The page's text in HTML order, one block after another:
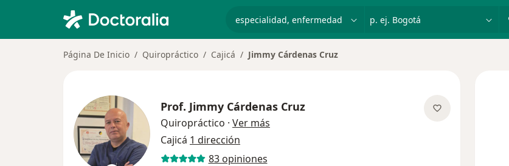
p. ej. Bogotá
Página De Inicio Quiropráctico Cajicá Jimmy Cárdenas Cruz
Prof. Jimmy Cárdenas Cruz
Quiropráctico · Ver más
Cajicá 1 dirección
83 opiniones